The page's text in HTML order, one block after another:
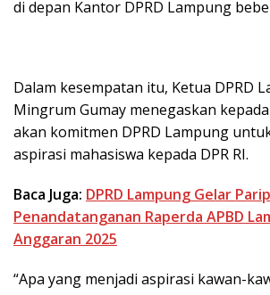
di depan Kantor DPRD Lampung
Dalam kesempatan itu, Ketua DPRD
Mingrum Gumay menegaskan
akan komitmen DPRD Lampung
aspirasi mahasiswa kepada DPR RI.
Baca Juga: DPRD Lampung Gelar
Penandatanganan Raperda APBD
Anggaran 2025
“Apa yang menjadi aspirasi kawan-